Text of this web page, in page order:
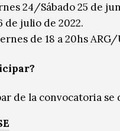
24/Sábado 25 de
de julio de 2022.
de 18 a 20hs ARG/
de la convocatoria